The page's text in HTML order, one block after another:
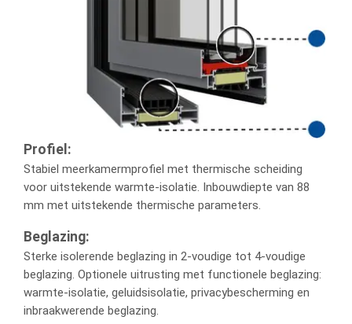
Profiel:
Stabiel meerkamermprofiel met thermische scheiding
voor uitstekende warmte-isolatie. Inbouwdiepte van 88
mm met uitstekende thermische parameters.
Beglazing:
Sterke isolerende beglazing in 2-voudige tot 4-voudige
beglazing. Optionele uitrusting met functionele beglazing:
warmte-isolatie, geluidsisolatie, privacybescherming en
inbraakwerende beglazing.